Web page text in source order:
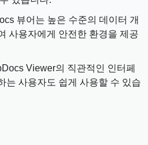
뷰어는 높은 수준의 데이터 개
사용자에게 안전한 환경을 제공
Viewer의 직관적인 인터페
는 사용자도 쉽게 사용할 수 있습